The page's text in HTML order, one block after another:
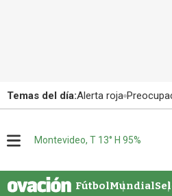
Temas del día:Alerta roja
u
Montevideo, T 13° H 95%
FútbolMundial